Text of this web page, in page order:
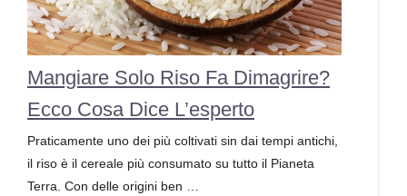
Mangiare Solo Riso Fa Dimagrire?
Ecco Cosa Dice L’esperto
Praticamente uno dei più coltivati sin dai tempi antichi,
il riso è il cereale più consumato su tutto il Pianeta
Terra. Con delle origini ben …